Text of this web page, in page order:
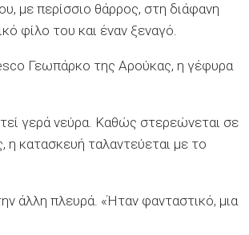
με περίσσιο θάρρος, στη διάφανη
φίλο του και έναν ξεναγό.
Γεωπάρκο της Αρούκας, η γέφυρα
γερά νεύρα. Καθώς στερεώνεται σε
η κατασκευή ταλαντεύεται με το
άλλη πλευρά. «Ήταν φανταστικό, μια